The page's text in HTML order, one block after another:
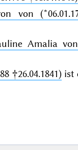
von
Amalia von
†26.04.1841)ist